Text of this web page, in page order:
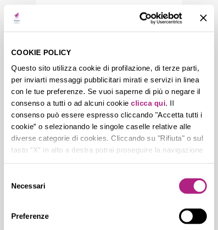
COOKIE POLICY
Questo sito utilizza cookie di profilazione, di terze parti,
per inviarti messaggi pubblicitari mirati e servizi in linea
con le tue preferenze. Se vuoi saperne di più o negare il
consenso a tutti o ad alcuni cookie clicca qui . Il
consenso può essere espresso cliccando "Accetta tutti i
cookie” o selezionando le singole caselle relative alle
diverse categorie di cookies. Cliccando su "Rifiuta" o sul
tasto “X” in alto a destra potrai proseguire la navigazione
delNecessari
Preferenze
MARA CALLEGARO – ACQUA
08 Luglio, 2019
MARA CALLEGARO – MART
08 Luglio, 2019